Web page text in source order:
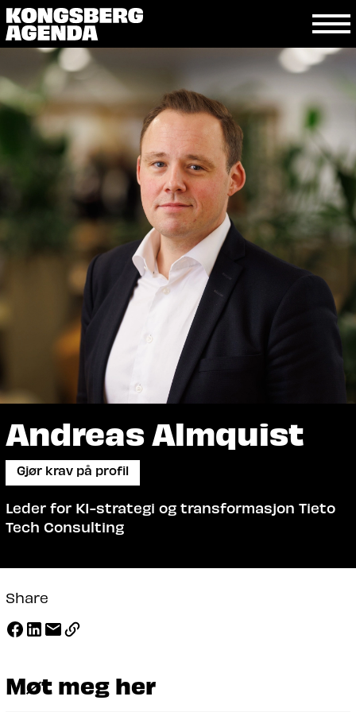
Andreas Almquist
Gjør krav på profil
Leder for KI-strategi og transformasjon Tieto
Tech Consulting
Share
Møt meg her